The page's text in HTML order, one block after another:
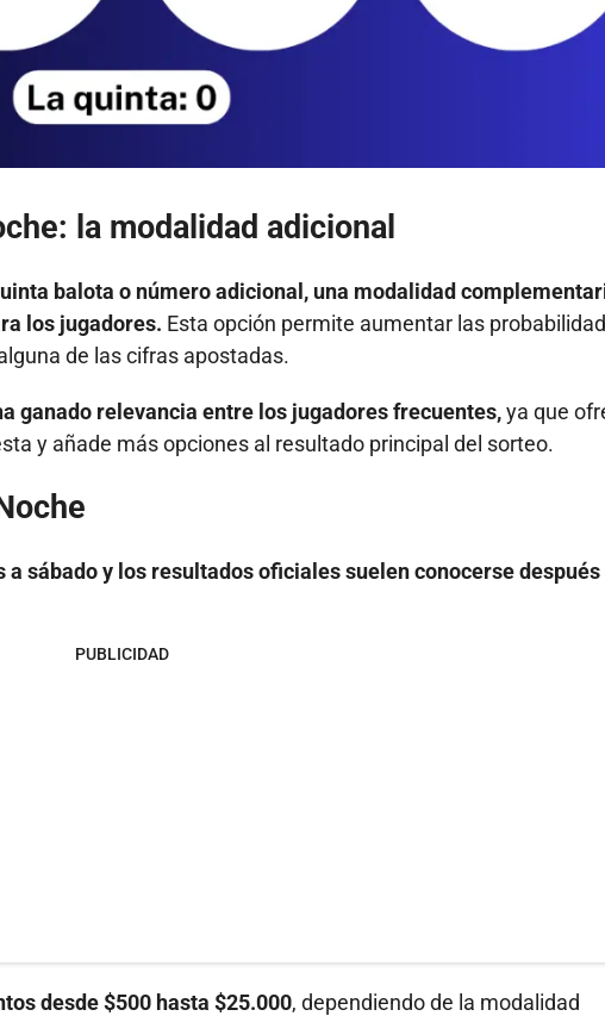
la modalidad adicional
balota o número adicional, una modalidad
los jugadores. Esta opción permite aumentar las
de las cifras apostadas.
ganado relevancia entre los jugadores frecuentes,ya que
y añade más opciones al resultado principal del sorteo.
a sábado y los resultados oficiales suelen conocerse después
PUBLICIDAD
desde $500 hasta $25.000, dependiendo de la modalidad